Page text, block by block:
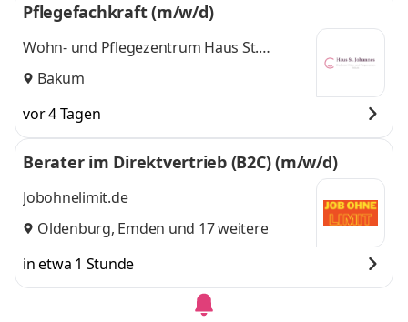
Pflegefachkraft (m/w/d)
Wohn- und Pflegezentrum Haus St.
Johannes
Bakum
vor 4 Tagen
Berater im Direktvertrieb (B2C) (m/w/d)
Jobohnelimit.de
Oldenburg, Emden und 17 weitere
in etwa 1 Stunde